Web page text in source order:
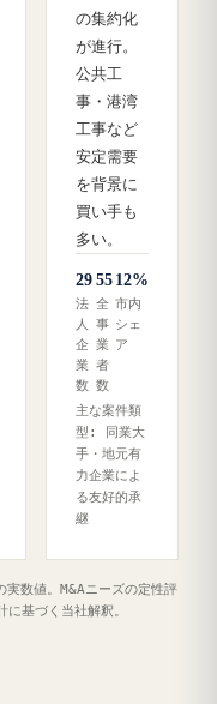
の集約化
が進行。
公共工
事・港湾
工事など
安定需要
を背景に
買い手も
多い。
29
法
人
企
業
数
55
全
事
業
者
数
12%
市内
シェ
ア
主な案件類
型: 同業大
手・地元有
力企業によ
る友好的承
継
数値。M&Aニーズの定性評
基づく当社解釈。